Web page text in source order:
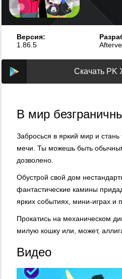
Версия:
1.86.5
Скачать PK
В мир
Забросься в яркий мир и
мечи. Ты можешь быть
дозволено.
Обустрой свой дом
фантастические камины
ярких событиях, мини-играх и
Прокатись на механическом
милую кошку или, может,
Видео